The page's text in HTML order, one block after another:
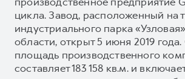
цикла. Завод, расположенный на
индустриального парка
области, открыт 5 июня 2019
площадь производственного
составляет 183 158 кв.м. и